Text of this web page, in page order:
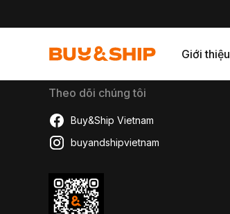
Giới thiệu
Theo dõi chúng tôi
Buy&Ship Vietnam
buyandshipvietnam